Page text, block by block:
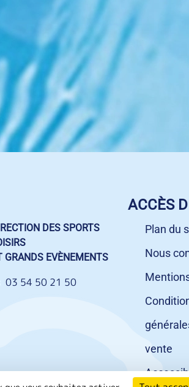
DES SPORTS
GRANDS EVÈNEMENTS
03 54 50 21 50
ACCÈS
Plan du
Nous
vente